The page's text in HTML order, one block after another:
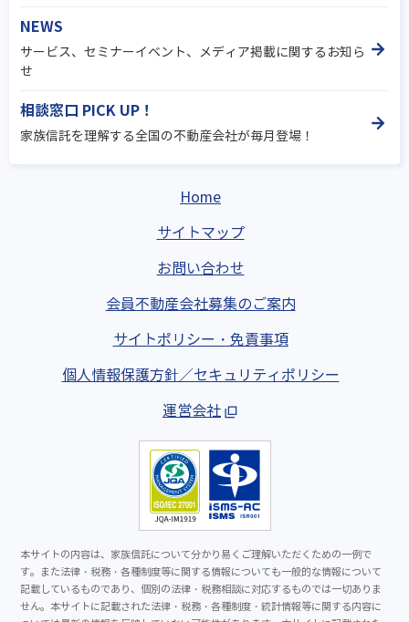
NEWS
サービス、セミナーイベント、メディア掲載に関するお知ら
せ
相談窓口 PICK UP！
家族信託を理解する全国の不動産会社が毎月登場！
Home
サイトマップ
お問い合わせ
会員不動産会社募集のご案内
サイトポリシー・免責事項
個人情報保護方針／セキュリティポリシー
運営会社
本サイトの内容は、家族信託について分かり易くご理解いただくための一例で
す。また法律・税務・各種制度等に関する情報についても一般的な情報について
記載しているものであり、個別の法律・税務相談に対応するものでは一切ありま
せん。本サイトに記載された法律・税務・各種制度・統計情報等に関する内容に